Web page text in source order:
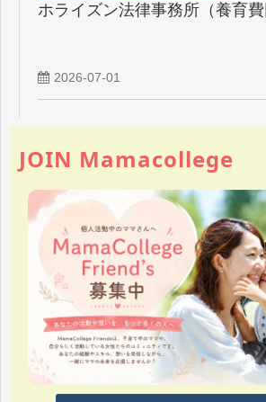
ホライズン法律事務所（養育費
2026-07-01
JOIN Mamacollege